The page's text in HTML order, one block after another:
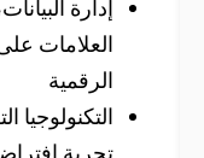
العلامات على
الرقمية
التكنولوجيا